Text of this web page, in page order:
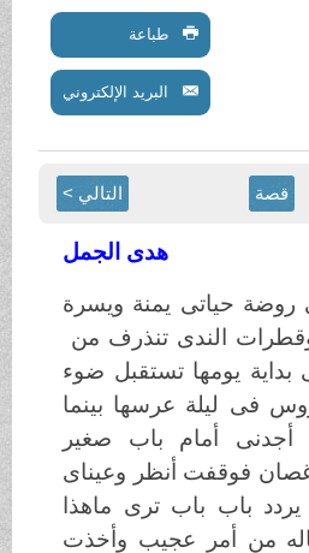
طباعة
البريد الإلكتروني
قصة التالي >
هدى الجمل
حياتى يمنة ويسرة
الندى تنذرف من
يومها تستقبل ضوء
ليلة عرسها بينما
أجدنى أمام باب صغير
فوقفت أنظر وعيناى
باب باب ترى ماهذا
من أمر عجيب وأخذت